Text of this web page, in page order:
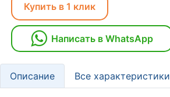
Купить в 1 клик
Написать в WhatsApp
Описание Все характеристики